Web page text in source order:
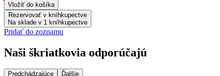
Vložiť do košíka
Rezervovať v kníhkupectve
Na sklade v 1 kníhkupectve
Pridať do zoznamu
Naši škriatkovia odporúčajú
Predchádzajúce Ďalšie